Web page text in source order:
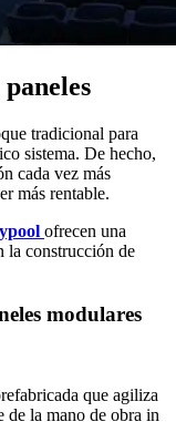
tradicional para
sistema. De hecho,
cada vez más
más rentable.
ofrecen una
la construcción de
modulares
que agiliza
de la mano de obra in